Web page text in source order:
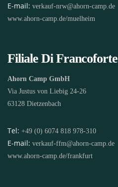
E-mail: verkauf-nrw@ahorn-camp.de
www.ahorn-camp.de/muelheim
Filiale Di Francoforte
Ahorn Camp GmbH
Via Justus von Liebig 24-26
63128 Dietzenbach
Tel: +49 (0) 6074 818 978-310
E-mail: verkauf-ffm@ahorn-camp.de
www.ahorn-camp.de/frankfurt